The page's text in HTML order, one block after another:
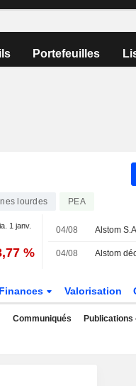
Portefeuilles
lourdes PEA
1 janv.
%
04/08
04/08
Finances Valorisation
Communiqués